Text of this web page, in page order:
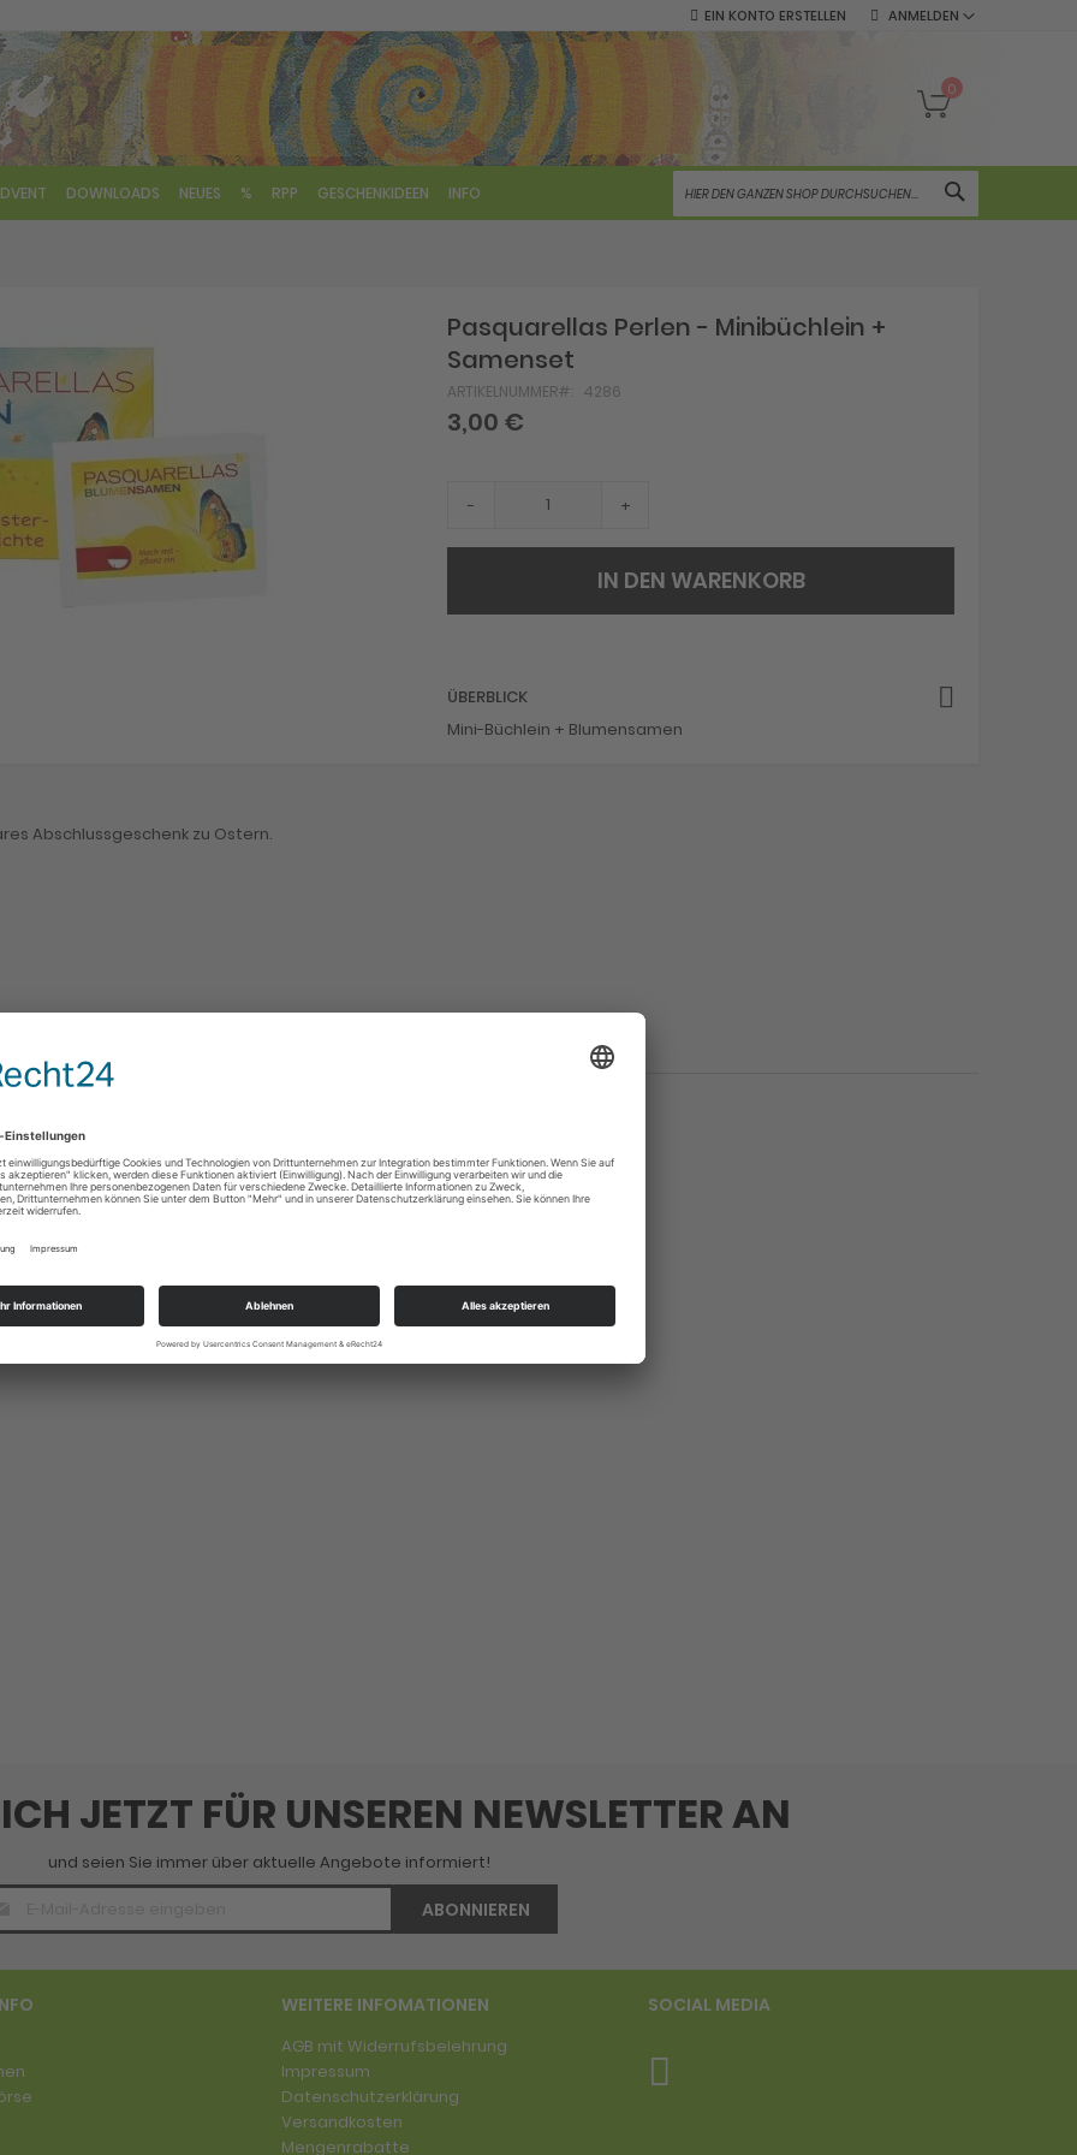
ANMELDEN
EIN KONTO ERSTELLEN
Mein
0
DOWNLOADS NEUES % RPP GESCHENKIDEEN INFO
SUCHE
Pasquarellas Perlen - Minibüchlein +
Samenset
ARTIKELNUMMER 4286
3,00 €
- +
IN DEN WARENKORB
ÜBERBLICK
Mini-Büchlein + Blumensamen
Abschlussgeschenk zu Ostern.
Familie
JETZT FÜR UNSEREN NEWSLETTER AN
und seien Sie immer über aktuelle Angebote informiert!
E-
Adresse
ABONNIEREN
WEITERE INFOMATIONEN
AGB mit Widerrufsbelehrung
Impressum
Datenschutzerklärung
Versandkosten
Mengenrabatte
SOCIAL MEDIA